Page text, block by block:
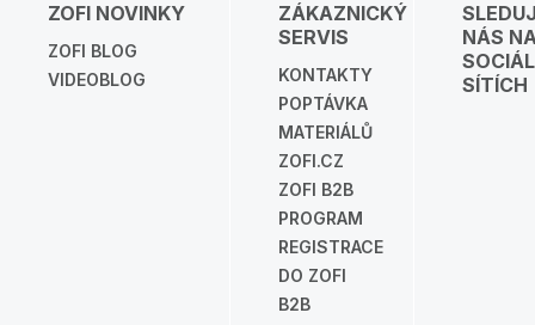
ZOFI NOVINKY
ZOFI BLOG
VIDEOBLOG
ZÁKAZNICKÝ
SERVIS
KONTAKTY
POPTÁVKA
MATERIÁLŮ
ZOFI.CZ
ZOFI B2B
PROGRAM
REGISTRACE
DO ZOFI
B2B
NÁS
SÍTÍCH